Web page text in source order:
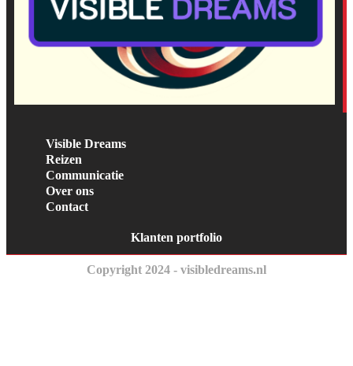
Visible Dreams
Reizen
Communicatie
Over ons
Contact
Klanten portfolio
Copyright 2024 - visibledreams.nl